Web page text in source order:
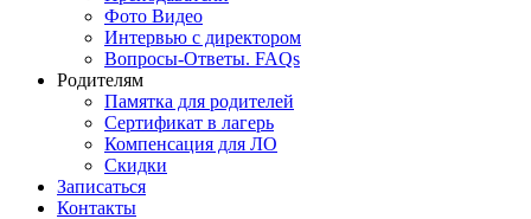
Фото Видео
Интервью с директором
Вопросы-Ответы. FAQs
Родителям
Памятка для родителей
Сертификат в лагерь
Компенсация для ЛО
Скидки
Записаться
Контакты